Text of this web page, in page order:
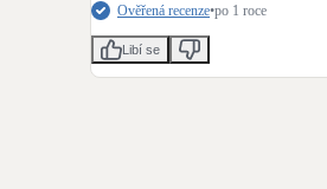
Ověřená recenze•po 1 roce
Libí se